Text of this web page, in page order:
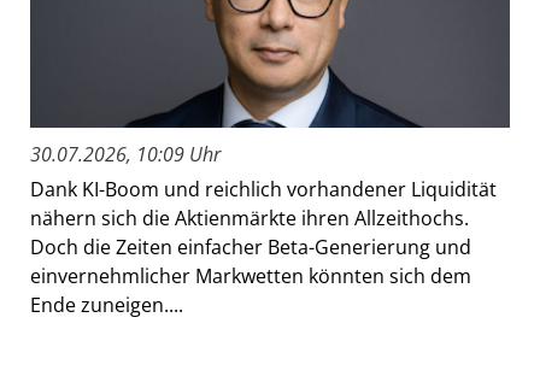
30.07.2026, 10:09 Uhr
Dank KI-Boom und reichlich vorhandener Liquidität
nähern sich die Aktienmärkte ihren Allzeithochs.
Doch die Zeiten einfacher Beta-Generierung und
einvernehmlicher Markwetten könnten sich dem
Ende zuneigen....